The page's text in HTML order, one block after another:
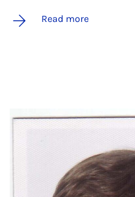
Read more